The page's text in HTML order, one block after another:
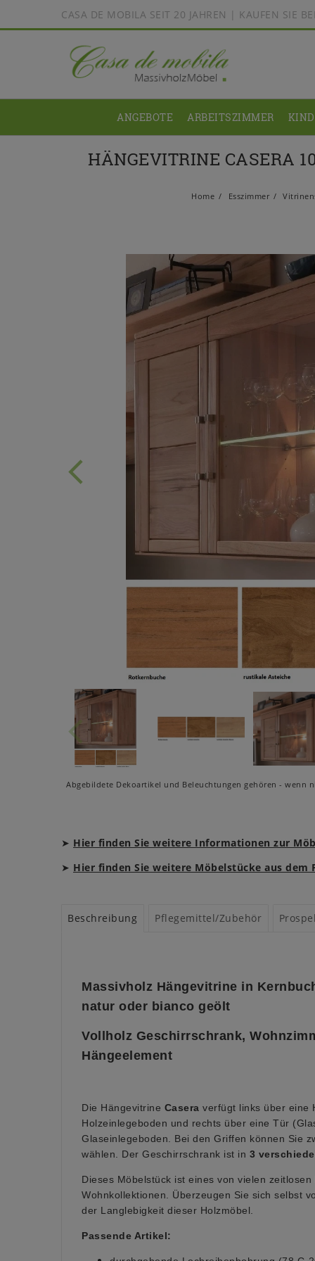
CASA DE MOBILA SEIT 20 JAHREN | KAUFEN SIE
ANGEBOTE ARBEITSZIMMER
HÄNGEVITRINE CASERA
Home Esszimmer
Abgebildete Dekoartikel und Beleuchtungen gehören - wenn
➤ Hier finden Sie weitere Informationen zur
➤ Hier finden Sie weitere Möbelstücke aus dem
Beschreibung Pflegemittel/Zubehör
Massivholz Hängevitrine in
natur oder bianco geölt
Vollholz Geschirrschrank,
Hängeelement
Die Hängevitrine Casera verfügt links über eine
Holzeinlegeboden und rechts über eine Tür
Glaseinlegeboden. Bei den Griffen können Sie
wählen. Der Geschirrschrank ist in 3
Dieses Möbelstück ist eines von vielen
Wohnkollektionen. Überzeugen Sie sich selbst
der Langlebigkeit dieser Holzmöbel.
Passende Artikel: